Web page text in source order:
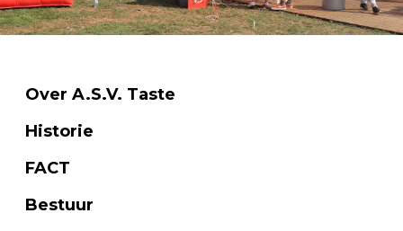
Over A.S.V. Taste
Historie
FACT
Bestuur